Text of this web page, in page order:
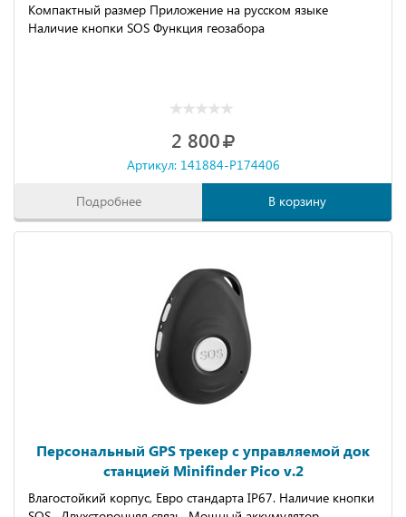
Компактный размер Приложение на русском языке
Наличие кнопки SOS Функция геозабора
2 800
Артикул: 141884-P174406
Подробнее В корзину
Персональный GPS трекер с управляемой док
станцией Minifinder Pico v.2
Влагостойкий корпус, Евро стандарта IP67. Наличие кнопки